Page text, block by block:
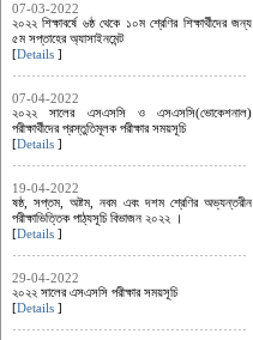
07-03-2022
২০২২ শিক্ষাবর্ষে ৬ষ্ঠ থেকে ১০ম শ্রেণির শিক্ষার্থীদের জন্য
৫ম সপ্তাহের অ্যাসাইনমেন্ট
[Details ]
07-04-2022
২০২২ সালের এসএসসি ও এসএসসি(ভোকেশনাল)
পরীক্ষার্থীদের প্রস্তুতিমূলক পরীক্ষার সময়সূচি
[Details ]
19-04-2022
ষষ্ঠ, সপ্তম, অষ্টম, নবম এবং দশম শ্রেণির অভ্যন্তরীন
পরীক্ষাভিত্তিক পাঠ্যসূচি বিভাজন ২০২২ ।
[Details ]
29-04-2022
২০২২ সালের এসএসসি পরীক্ষার সময়সূচি
[Details ]